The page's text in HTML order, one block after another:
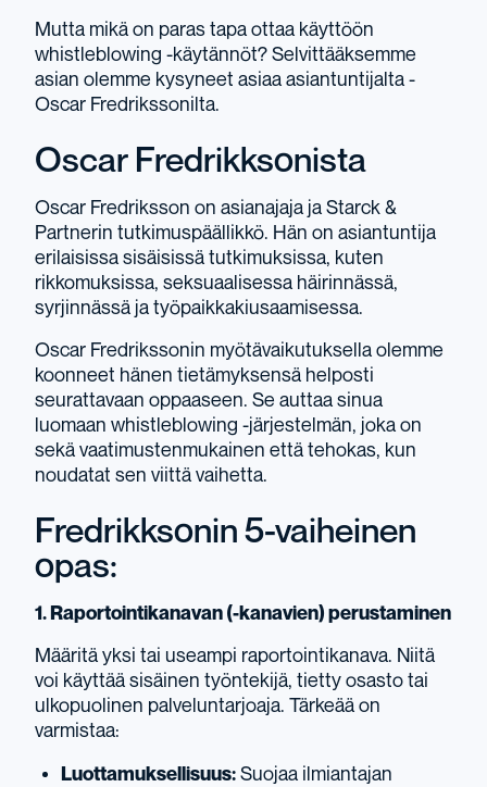
Mutta mikä on paras tapa ottaa käyttöön
whistleblowing -käytännöt? Selvittääksemme
asian olemme kysyneet asiaa asiantuntijalta -
Oscar Fredrikssonilta.
Oscar Fredrikksonista
Oscar Fredriksson on asianajaja ja Starck &
Partnerin tutkimuspäällikkö. Hän on asiantuntija
erilaisissa sisäisissä tutkimuksissa, kuten
rikkomuksissa, seksuaalisessa häirinnässä,
syrjinnässä ja työpaikkakiusaamisessa.
Oscar Fredrikssonin myötävaikutuksella olemme
koonneet hänen tietämyksensä helposti
seurattavaan oppaaseen. Se auttaa sinua
luomaan whistleblowing -järjestelmän, joka on
sekä vaatimustenmukainen että tehokas, kun
noudatat sen viittä vaihetta.
Fredrikksonin 5-vaiheinen
opas:
1. Raportointikanavan (-kanavien) perustaminen
Määritä yksi tai useampi raportointikanava. Niitä
voi käyttää sisäinen työntekijä, tietty osasto tai
ulkopuolinen palveluntarjoaja. Tärkeää on
varmistaa:
Luottamuksellisuus: Suojaa ilmiantajan